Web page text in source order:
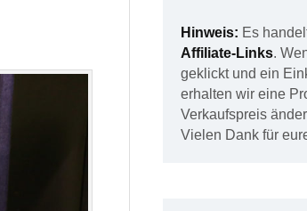
Hinweis: Es
Affiliate-Links.
geklickt und ein
erhalten wir eine
Verkaufspreis
Vielen Dank für